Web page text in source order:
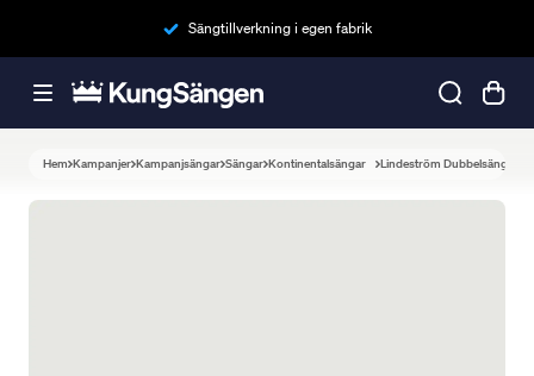
Sängtillverkning i egen fabrik
Hem Kampanjer Kampanjsängar Sängar Kontinentalsängar Lindeström Dubbelsäng